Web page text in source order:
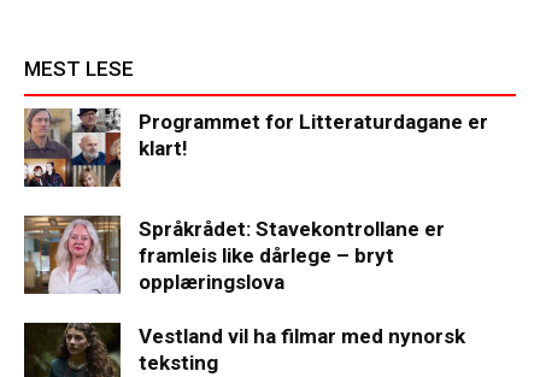
MEST LESE
Programmet for Litteraturdagane er
klart!
Språkrådet: Stavekontrollane er
framleis like dårlege – bryt
opplæringslova
Vestland vil ha filmar med nynorsk
teksting